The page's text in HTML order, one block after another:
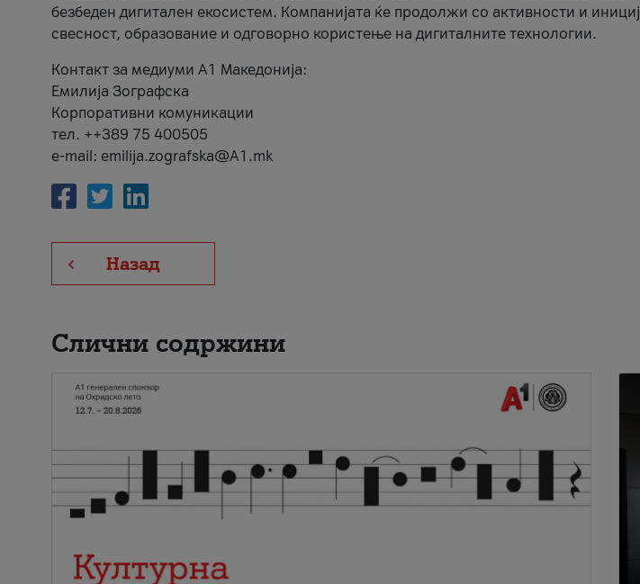
безбеден дигитален екосистем. Компанијата ќе продолжи со активности и
свесност, образование и одговорно користење на дигиталните технологии.
Контакт за медиуми А1 Македонија:
Емилија Зографска
Корпоративни комуникации
тел. ++389 75 400505
e-mail: emilija.zografska@A1.mk
Назад
Слични содржини